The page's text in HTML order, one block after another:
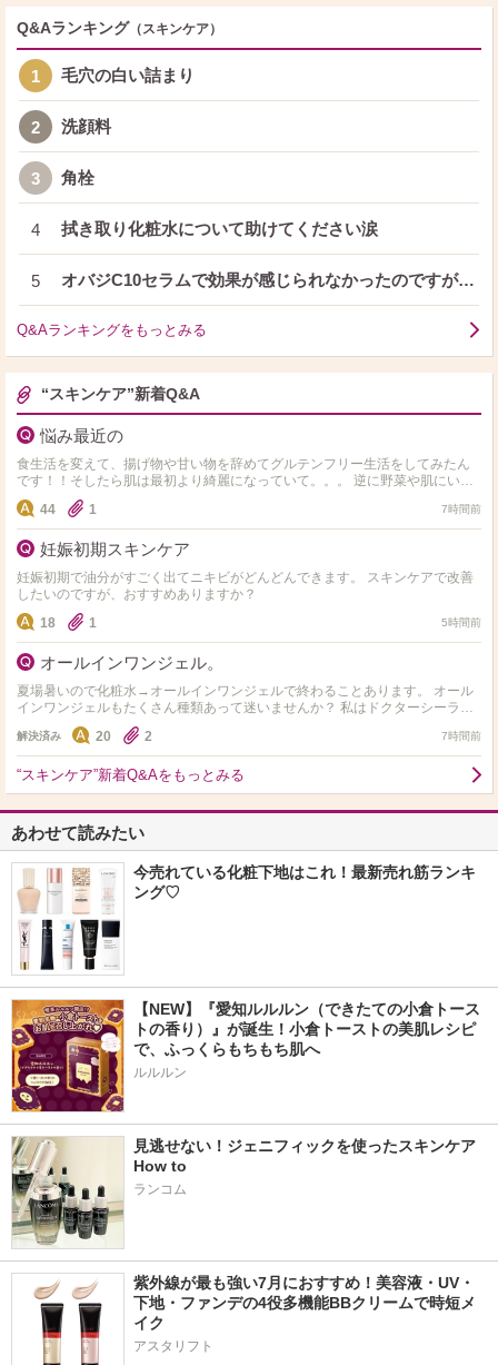
Q&Aランキング （スキンケア）
1 毛穴の白い詰まり
2 洗顔料
3 角栓
4 拭き取り化粧水について助けてください涙
5 オバジC10セラムで効果が感じられなかったのですが…
Q&Aランキングをもっとみる
“スキンケア”新着Q&A
悩み最近の
食生活を変えて、揚げ物や甘い物を辞めてグルテンフリー生活をしてみたん
です！！そしたら肌は最初より綺麗になっていて。。。 逆に野菜や肌にいい
ものしか食べれず 揚げ物や小麦やお菓子や米、味が濃ゆい…
44 1 7時間前
妊娠初期スキンケア
妊娠初期で油分がすごく出てニキビがどんどんできます。 スキンケアで改善
したいのですが、おすすめありますか？
18
1 5時間前
オールインワンジェル。
夏場暑いので化粧水→オールインワンジェルで終わることあります。 オール
インワンジェルもたくさん種類あって迷いませんか？ 私はドクターシーラボ
のセンシティブジェル敏感肌用を使用してます。 オス…
解決済み 20 2 7時間前
“スキンケア”新着Q&Aをもっとみる
あわせて読みたい
今売れている化粧下地はこれ！最新売れ筋ランキ
ング♡
【NEW】『愛知ルルルン（できたての小倉トース
トの香り）』が誕生！小倉トーストの美肌レシピ
で、ふっくらもちもち肌へ
ルルルン
見逃せない！ジェニフィックを使ったスキンケア
How to
ランコム
紫外線が最も強い7月におすすめ！美容液・UV・
下地・ファンデの4役多機能BBクリームで時短メ
イク
アスタリフト